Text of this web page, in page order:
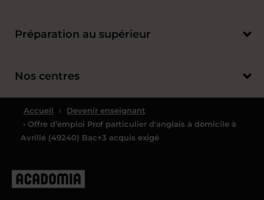
Préparation au supérieur
Nos centres
Accueil ›
Devenir enseignant
› Offre d’emploi Prof particulier d'anglais à domicile à
Avrillé (49240) Bac+3 acquis exigé